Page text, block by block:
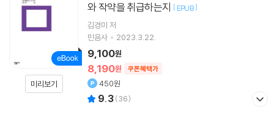
미리보기
와 작약을 취급하는지 [ EPUB]
김경미 저
민음사
2023.3.22.
8,190원 쿠폰혜택가
9,100원
450원
9.3(36)